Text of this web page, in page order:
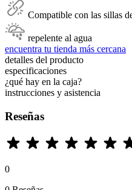
Compatible con las sillas
repelente al agua
encuentra tu tienda más cercana
detalles del producto
especificaciones
¿qué hay en la caja?
instrucciones y asistencia
Reseñas
0